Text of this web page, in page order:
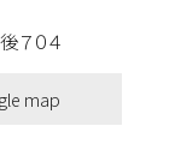
７０４
map